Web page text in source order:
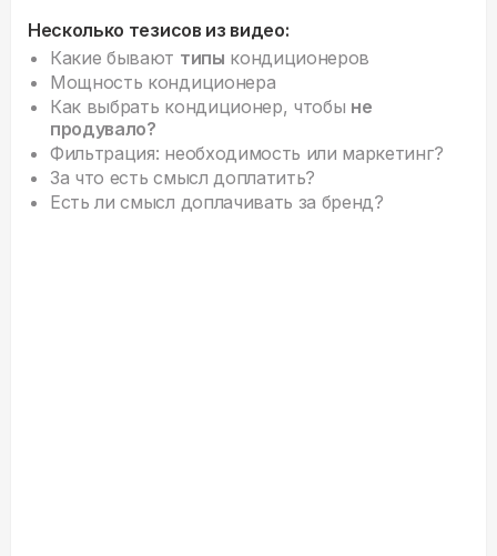
Несколько тезисов из видео:
Какие бывают типы кондиционеров
Мощность кондиционера
Как выбрать кондиционер, чтобы не
продувало?
Фильтрация: необходимость или маркетинг?
За что есть смысл доплатить?
Есть ли смысл доплачивать за бренд?